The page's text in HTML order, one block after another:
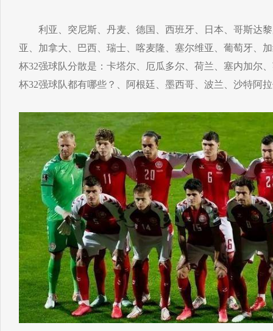
利亚、突尼斯、丹麦、德国、西班牙、日本、哥斯达黎
亚、加拿大、巴西、瑞士、喀麦隆、塞尔维亚、葡萄牙、
杯32强球队分散是：卡塔尔、厄瓜多尔、荷兰、塞内加尔
杯32强球队都有哪些？、阿根廷、墨西哥、波兰、沙特阿